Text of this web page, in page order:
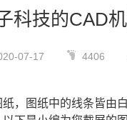
科技的CAD
07-17 4406
，图纸中的线条皆由